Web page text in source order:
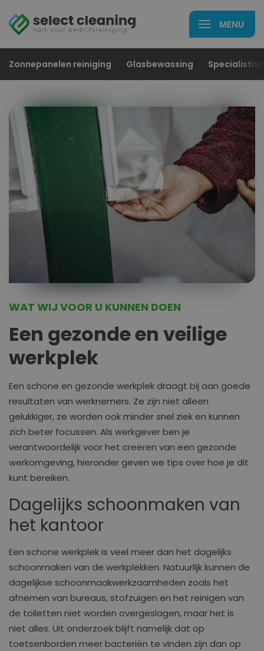
Zonnepanelen reiniging Glasbewassing
WAT WIJ VOOR U KUNNEN DOEN
Een gezonde en veilige
werkplek
Een schone en gezonde werkplek draagt bij aan goede
resultaten van werknemers. Ze zijn niet alleen
gelukkiger, ze worden ook minder snel ziek en kunnen
zich beter focussen. Als werkgever ben je
verantwoordelijk voor het creëren van een gezonde
werkomgeving, hieronder geven we tips over hoe je dit
kunt bereiken.
Dagelijks schoonmaken van
het kantoor
Een schone werkplek is veel meer dan het dagelijks
schoonmaken van de werkplekken. Natuurlijk kunnen de
dagelijkse schoonmaakwerkzaamheden zoals het
afnemen van bureaus, stofzuigen en het reinigen van
de toiletten niet worden overgeslagen, maar het is
niet alles. Uit onderzoek blijft namelijk dat op
toetsenborden meer bacteriën te vinden zijn dan op